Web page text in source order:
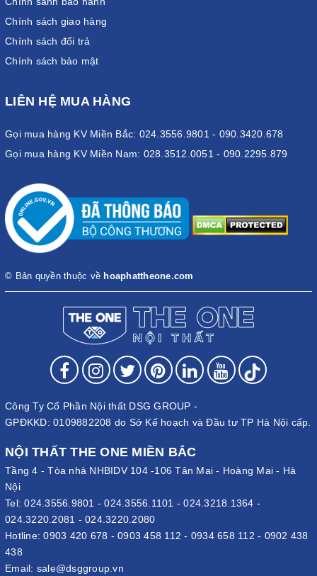
Chính sách giao hàng
Chính sách đổi trả
Chính sách bảo mật
LIÊN HỆ MUA HÀNG
Gọi mua hàng KV Miền Bắc: 024.3556.9801 - 090.3420.678
Gọi mua hàng KV Miền Nam: 028.3512.0051 - 090.2295.879
© Bản quyền thuộc về hoaphattheone.com
Công Ty Cổ Phần Nội thất DSG GROUP -
GPĐKKD: 0109882208 do Sở Kế hoạch và Đầu tư TP Hà Nội cấp.
NỘI THẤT THE ONE MIỀN BẮC
Tầng 4 - Tòa nhà NHBIDV 104 -106 Tân Mai - Hoàng Mai - Hà
Nội
Tel:024.3556.9801 -024.3556.1101 -024.3218.1364 -
024.3220.2081 - 024.3220.2080
Hotline:0903 420 678 - 0903 458 112 - 0934 658 112 - 0902 438
438
Email: sale@dsggroup.vn